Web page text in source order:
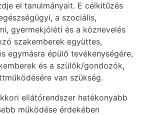
el tanulmányait. E célkitűzés
a szociális,
gyermekjóléti és a köznevelés
szakemberek együttes,
egymásra épülő tevékenységére,
és a szülők/gondozók,
van szükség.
ellátórendszer hatékonyabb
működése érdekében